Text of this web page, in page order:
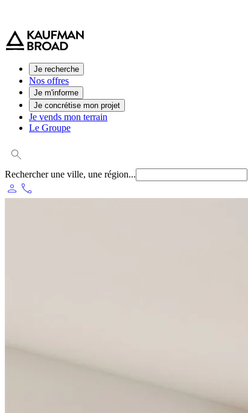
Je recherche
Nos offres
Je m'informe
Je concrétise mon projet
Je vends mon terrain
Le Groupe
Rechercher une ville, une région...
person phone